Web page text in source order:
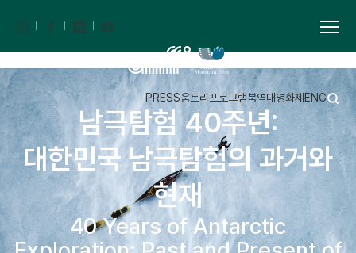
PRESS움트리 프로그램북역대영화제 ENG
남극탐험 40주년:
대한민국 남극탐험의 과거와
현재
40 Years of Antarctic